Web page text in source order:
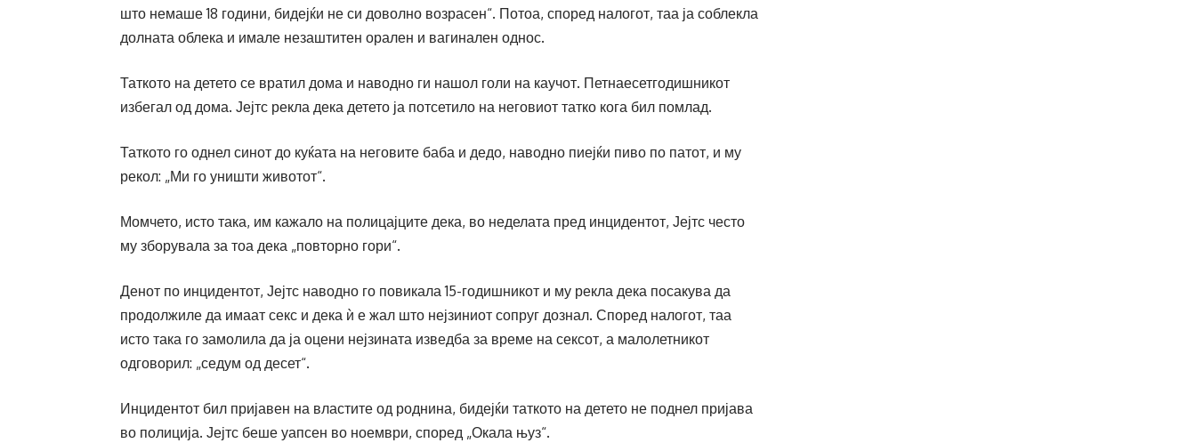
што немаше 18 години, бидејќи не си доволно возрасен“. Потоа, според налогот, таа ја соблекла
долната облека и имале незаштитен орален и вагинален однос.
Таткото на детето се вратил дома и наводно ги нашол голи на каучот. Петнаесетгодишникот
избегал од дома. Јејтс рекла дека детето ја потсетило на неговиот татко кога бил помлад.
Таткото го однел синот до куќата на неговите баба и дедо, наводно пиејќи пиво по патот, и му
рекол: „Ми го уништи животот“.
Момчето, исто така, им кажало на полицајците дека, во неделата пред инцидентот, Јејтс често
му зборувала за тоа дека „повторно гори“.
Денот по инцидентот, Јејтс наводно го повикала 15-годишникот и му рекла дека посакува да
продолжиле да имаат секс и дека ѝ е жал што нејзиниот сопруг дознал. Според налогот, таа
исто така го замолила да ја оцени нејзината изведба за време на сексот, а малолетникот
одговорил: „седум од десет“.
Инцидентот бил пријавен на властите од роднина, бидејќи таткото на детето не поднел пријава
во полиција. Јејтс беше уапсен во ноември, според „Окала њуз“.